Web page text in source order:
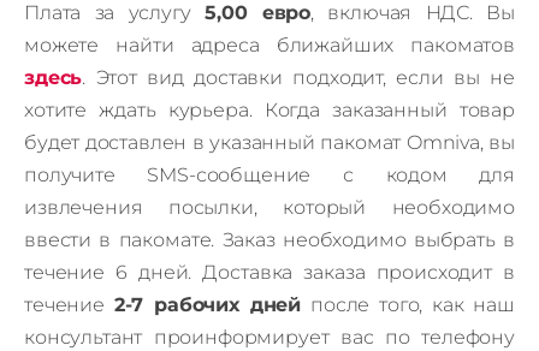
Плата за услугу5,00 евро, включая НДС.Вы
можете найти адреса ближайших пакоматов
здесь. Этот вид доставки подходит, если вы не
хотите ждать курьера.
Когда заказанный товар
будет доставлен в указанный пакомат Omniva, вы
получите SMS-сообщение с кодом для
извлечения посылки, который необходимо
ввести в пакомате. Заказ необходимо выбрать в
течение 6 дней. Доставка заказа происходит в
течение 2-7 рабочих дней после того, как наш
консультант проинформирует вас по телефону